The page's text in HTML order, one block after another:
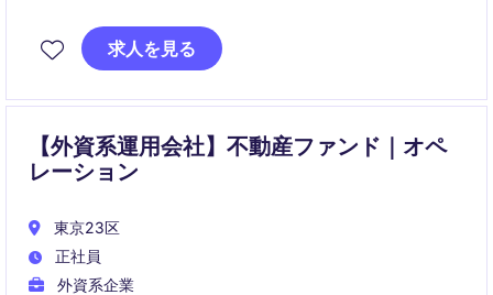
成長を支援する重要な役割です。
求人を見る
【外資系運用会社】不動産ファンド｜オペ
レーション
東京23区
正社員
外資系企業